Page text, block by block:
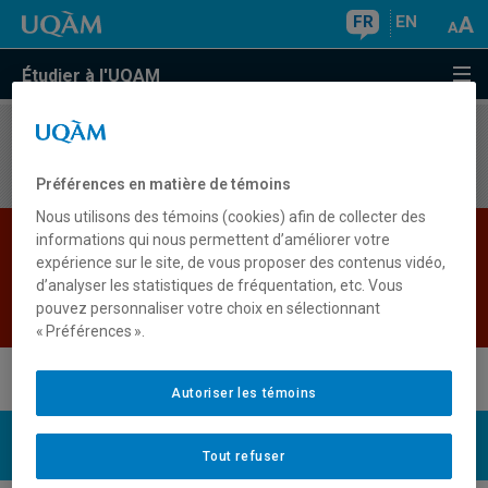
FR EN
Étudier à l'UQAM
Aucun résultat
Les bases de données institutionnelles sont
indisponibles pour le moment. Veuillez
réessayer plus tard.
Retour
UQAM
Préférences en matière de témoins
Nous utilisons des témoins (cookies) afin de collecter des
informations qui nous permettent d’améliorer votre
expérience sur le site, de vous proposer des contenus vidéo,
d’analyser les statistiques de fréquentation, etc. Vous
pouvez personnaliser votre choix en sélectionnant
« Préférences ».
Tout refuser
Autoriser les témoins